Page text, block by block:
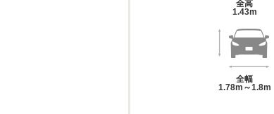
全高
1.43m
全幅
1.78m～1.8m